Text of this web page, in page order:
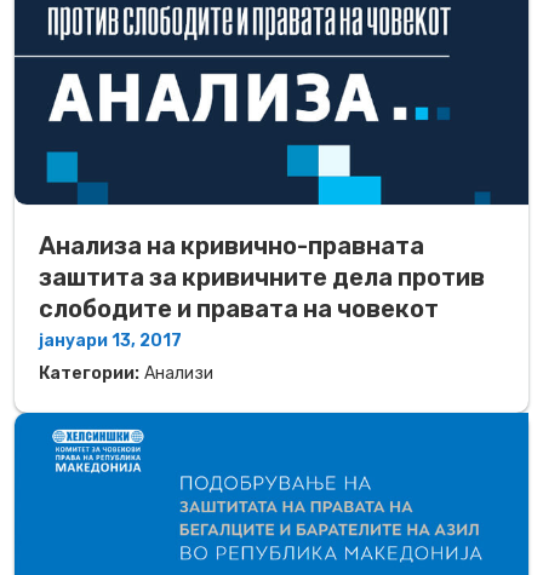
Анализа на кривично-правната
заштита за кривичните дела против
слободите и правата на човекот
јануари 13, 2017
Категории: Анализи